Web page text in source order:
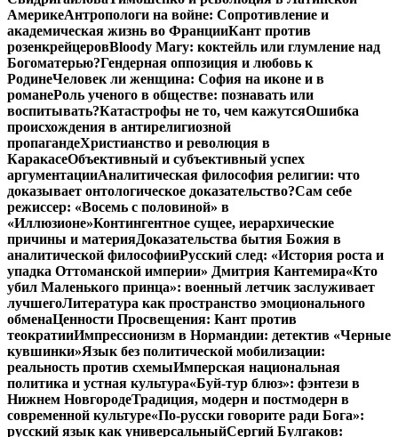
АмерикеАнтропологи на войне: Сопротивление и
академическая жизнь во ФранцииКант против
розенкрейцеровBloody Mary: коктейль или глумление над
Богоматерью?Гендерная оппозиция и любовь к
РодинеЧеловек ли женщина: София на иконе и в
романеРоль ученого в обществе: познавать или
воспитывать?Катастрофы не то, чем кажутсяОшибка
происхождения в антирелигиозной
пропагандеХристианство и революция в
КаракасеОбъективный и субъективный успех
аргументацииАналитическая философия религии: что
доказывает онтологическое доказательство?Сам себе
режиссер: «Восемь с половиной» в
«Иллюзионе»Контингентное сущее, иерархические
причины и материяДоказательства бытия Божия в
аналитической философииРусский след: «История роста и
упадка Оттоманской империи» Дмитрия Кантемира«Кто
убил Маленького принца»: военный летчик заслуживает
лучшегоЛитература как пространство эмоционального
обменаЦенности Просвещения: Кант против
теократииИмпрессионизм в Нормандии: детектив «Черные
кувшинки»Язык без политической мобилизации:
реальность против схемыИмперская национальная
политика и устная культура«Буй-тур блюз»: фэнтези в
Нижнем НовгородеТрадиция, модерн и постмодерн в
современной культуре«По-русски говорите ради Бога»:
русский язык как универсальныйСергий Булгаков: